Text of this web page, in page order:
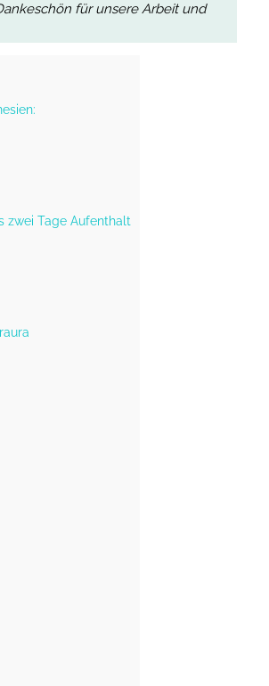
für unsere Arbeit und
zwei Tage Aufenthalt